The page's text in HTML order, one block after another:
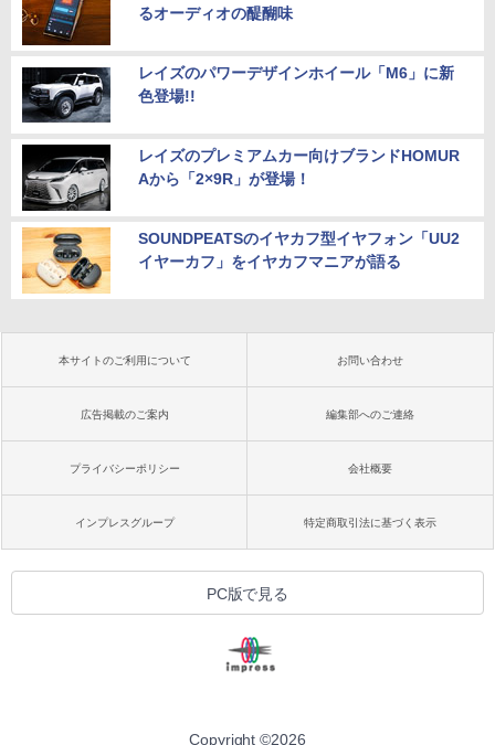
るオーディオの醍醐味
レイズのパワーデザインホイール「M6」に新
色登場!!
レイズのプレミアムカー向けブランドHOMUR
Aから「2×9R」が登場！
SOUNDPEATSのイヤカフ型イヤフォン「UU2
イヤーカフ」をイヤカフマニアが語る
本サイトのご利用について お問い合わせ
広告掲載のご案内 編集部へのご連絡
プライバシーポリシー 会社概要
インプレスグループ 特定商取引法に基づく表示
PC版で見る
Copyright ©2026